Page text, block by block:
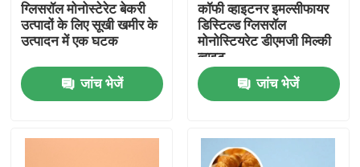
घर
ग्लिसरॉल मोनोस्टेरेट बेकरी
उत्पादों के लिए सूखी खमीर के
उत्पादन में एक घटक
जांच भेजें
कॉफी व्हाइटनर इमल्सीफायर
डिस्टिल्ड ग्लिसरॉल
मोनोस्टियरेट डीएमजी मिल्की
व्हाइट
जांच भेजें